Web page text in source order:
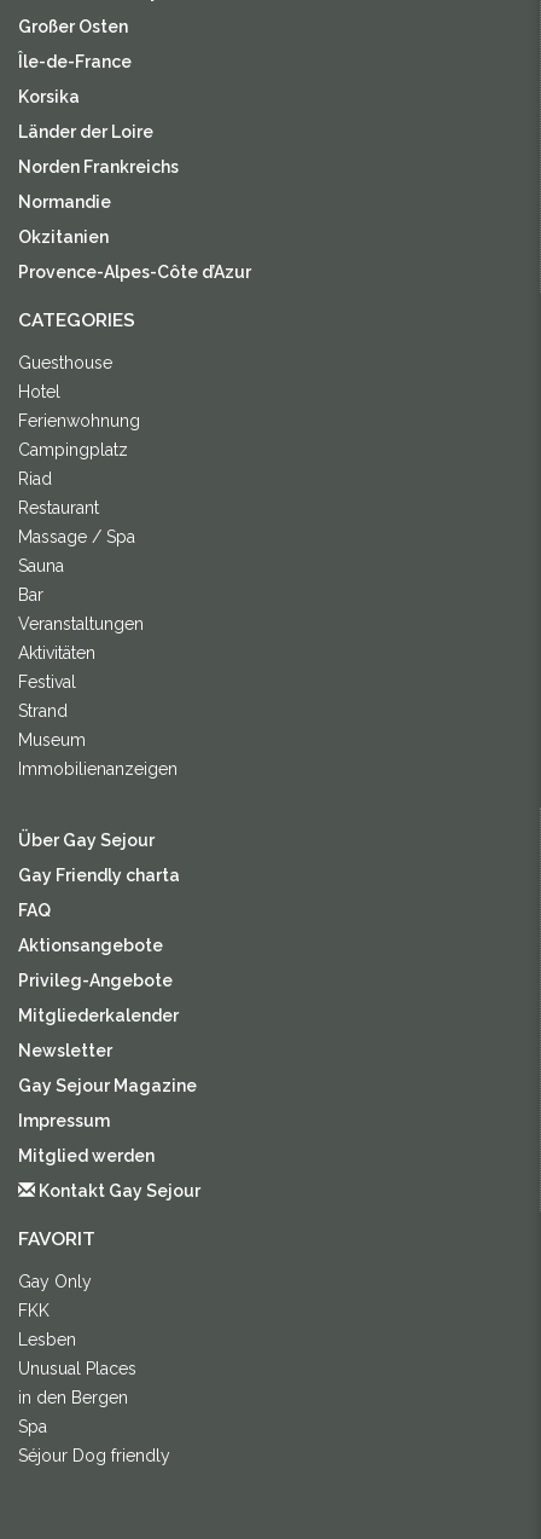
Großer Osten
Île-de-France
Korsika
Länder der Loire
Norden Frankreichs
Normandie
Okzitanien
Provence-Alpes-Côte d’Azur
CATEGORIES
Guesthouse
Hotel
Ferienwohnung
Campingplatz
Riad
Restaurant
Massage / Spa
Sauna
Bar
Veranstaltungen
Aktivitäten
Festival
Strand
Museum
Immobilienanzeigen
Über Gay Sejour
Gay Friendly charta
FAQ
Aktionsangebote
Privileg-Angebote
Mitgliederkalender
Newsletter
Gay Sejour Magazine
Impressum
Mitglied werden
Kontakt Gay Sejour
FAVORIT
Gay Only
FKK
Lesben
Unusual Places
in den Bergen
Spa
Séjour Dog friendly